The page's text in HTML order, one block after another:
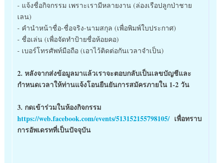
- แจ้งชื่อกิจกรรม เพราะเรามีหลายงาน (ล่องเรือปลูกป่าชาย
เลน)
- คำนำหน้าชื่อ-ชื่อจริง-นามสกุล (เพื่อพิมพ์ใบประกาศ)
- ชื่อเล่น (เพื่อจัดทำป้ายชื่อห้อยคอ)
- เบอร์โทรศัพท์มือถือ (เอาไว้ติดต่อกันเวลาจำเป็น)
2. หลังจากส่งข้อมูลมาแล้วเราจะตอบกลับเป็นเลขบัญชีและ
กำหนดเวลาให้ท่านแจ้งโอนยืนยันการสมัครภายใน 1-2 วัน
3. กดเข้าร่วมในห้องกิจกรรม
https://web.facebook.com/events/513152155798105/เพื่อทราบ
การอัพเดรทที่เป็นปัจจุบัน